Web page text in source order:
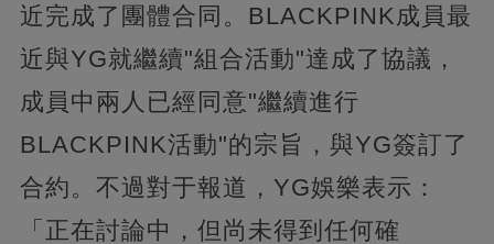
近完成了團體合同。BLACKPINK成員最
近與YG就繼續"組合活動"達成了協議，
成員中兩人已經同意"繼續進行
BLACKPINK活動"的宗旨，與YG簽訂了
合約。不過對于報道，YG娛樂表示：
「正在討論中，但尚未得到任何確